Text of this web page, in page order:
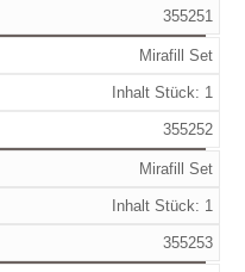
355251
Mirafill Set
Inhalt Stück: 1
355252
Mirafill Set
Inhalt Stück: 1
355253